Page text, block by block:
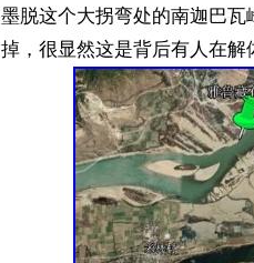
墨脱这个大拐弯处的南迦巴